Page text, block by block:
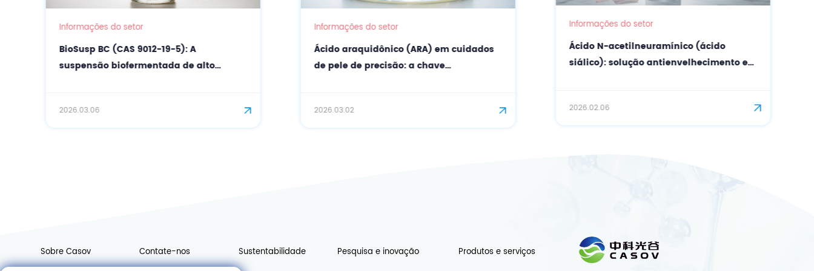
Informações do setor
BioSusp BC (CAS 9012-19-5): A
suspensão biofermentada de alto
2026.03.06
Informações do setor
Ácido araquidônico (ARA) em cuidados
de pele de precisão: a chave
2026.03.02
Informações do setor
Ácido N-acetilneuramínico (ácido
siálico): solução antienvelhecimento e
2026.02.06
Sobre Casov Contate-nos Sustentabilidade Pesquisa e inovação Produtos e serviços